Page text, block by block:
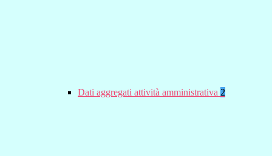
Dati aggregati attività amministrativa 2